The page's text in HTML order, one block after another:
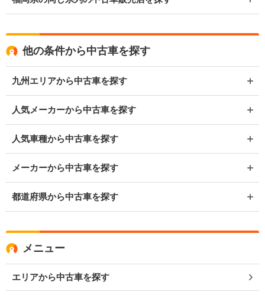
他の条件から中古車を探す
九州エリアから中古車を探す
人気メーカーから中古車を探す
人気車種から中古車を探す
メーカーから中古車を探す
都道府県から中古車を探す
メニュー
エリアから中古車を探す